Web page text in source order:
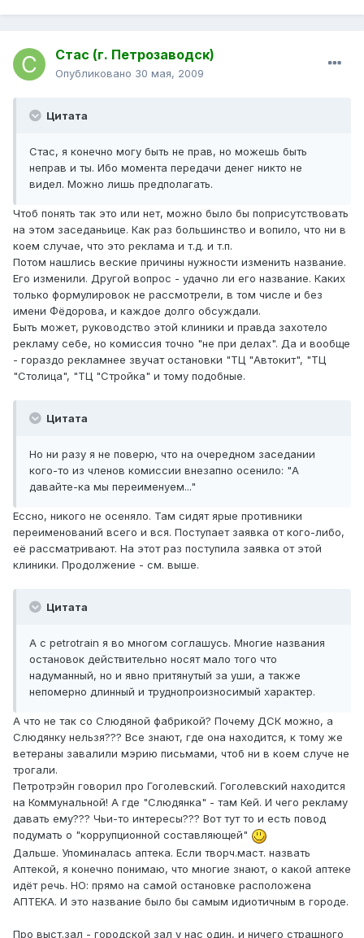
Стас (г. Петрозаводск)
Опубликовано 30 мая, 2009
Цитата
Стас, я конечно могу быть не прав, но можешь быть
неправ и ты. Ибо момента передачи денег никто не
видел. Можно лишь предполагать.
Чтоб понять так это или нет, можно было бы поприсутствовать
на этом заседаньице. Как раз большинство и вопило, что ни в
коем случае, что это реклама и т.д. и т.п.
Потом нашлись веские причины нужности изменить название.
Его изменили. Другой вопрос - удачно ли его название. Каких
только формулировок не рассмотрели, в том числе и без
имени Фёдорова, и каждое долго обсуждали.
Быть может, руководство этой клиники и правда захотело
рекламу себе, но комиссия точно "не при делах". Да и вообще
- гораздо рекламнее звучат остановки "ТЦ "Автокит", "ТЦ
"Столица", "ТЦ "Стройка" и тому подобные.
Цитата
Но ни разу я не поверю, что на очередном заседании
кого-то из членов комиссии внезапно осенило: "А
давайте-ка мы переименуем..."
Ессно, никого не осеняло. Там сидят ярые противники
переименований всего и вся. Поступает заявка от кого-либо,
её рассматривают. На этот раз поступила заявка от этой
клиники. Продолжение - см. выше.
Цитата
А с petrotrain я во многом соглашусь. Многие названия
остановок действительно носят мало того что
надуманный, но и явно притянутый за уши, а также
непомерно длинный и труднопроизносимый характер.
А что не так со Слюдяной фабрикой? Почему ДСК можно, а
Слюдянку нельзя??? Все знают, где она находится, к тому же
ветераны завалили мэрию письмами, чтоб ни в коем случе не
трогали.
Петротрэйн говорил про Гоголевский. Гоголевский находится
на Коммунальной! А где "Слюдянка" - там Кей. И чего рекламу
давать ему??? Чьи-то интересы??? Вот тут то и есть повод
подумать о "коррупционной составляющей"
Дальше. Упоминалась аптека. Если творч.маст. назвать
Аптекой, я конечно понимаю, что многие знают, о какой аптеке
идёт речь. НО: прямо на самой остановке расположена
АПТЕКА. И это название было бы самым идиотичным в городе.
Про выст.зал - городской зал у нас один, и ничего страшного